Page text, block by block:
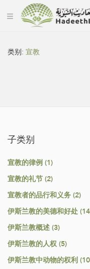
类别:宣教
子类别
宣教的律例 (1)
宣教的礼节 (2)
宣教者的品行和义务 (2)
伊斯兰教的美德和好处
伊斯兰教概述 (3)
伊斯兰教的人权 (5)
伊斯兰教中动物的权利